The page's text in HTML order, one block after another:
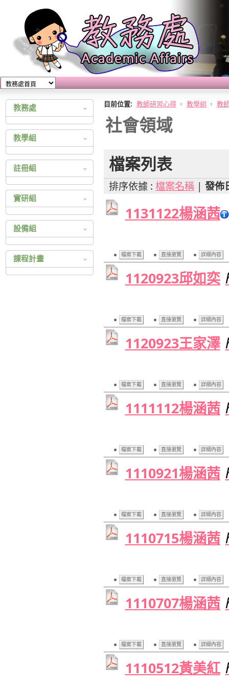
目前位置: 教師研習心得 教學組 教
社會領域
檔案列表
排序依據 : 檔案名稱| 發佈
1131122楊涵茜
檔案下載 直接瀏覽 詳細內容
1120923邱如奕
檔案下載 直接瀏覽 詳細內容
1120923王家澤
檔案下載 直接瀏覽 詳細內容
1111112楊涵茜
檔案下載 直接瀏覽 詳細內容
1110921楊涵茜
檔案下載 直接瀏覽 詳細內容
1110715楊涵茜
檔案下載 直接瀏覽 詳細內容
1110707楊涵茜
檔案下載 直接瀏覽 詳細內容
1110512黃美紅
教務處
教務處公佈欄
教育實習
教學組
教學計畫查詢
教師研習心得
註冊組
成績查詢
大學多元入學
四技二專多元入學
統一入學測驗
四技二專技優入學
四技二專甄選入學
實研組
綜合高中
設備組
設備組相關辦法
課程計畫
105 高中課程總體計畫